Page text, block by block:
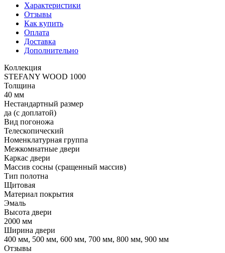
Характеристики
Отзывы
Как купить
Оплата
Доставка
Дополнительно
Коллекция
STEFANY WOOD 1000
Толщина
40 мм
Нестандартный размер
да (с доплатой)
Вид погоножа
Телескопический
Номенклатурная группа
Межкомнатные двери
Каркас двери
Массив сосны (сращенный массив)
Тип полотна
Щитовая
Материал покрытия
Эмаль
Высота двери
2000 мм
Ширина двери
400 мм, 500 мм, 600 мм, 700 мм, 800 мм, 900 мм
Отзывы